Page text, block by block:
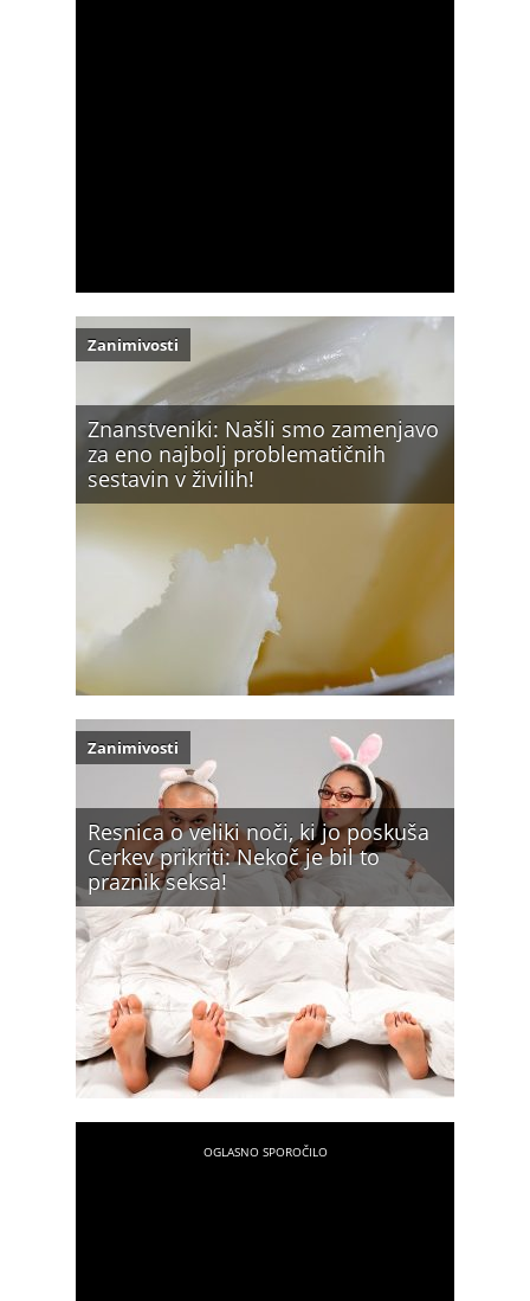
Znanstveniki: Našli smo zamenjavo
za eno najbolj problematičnih
sestavin v živilih!
Zanimivosti
Resnica o veliki noči, ki jo poskuša
Cerkev prikriti: Nekoč je bil to
praznik seksa!
Zanimivosti